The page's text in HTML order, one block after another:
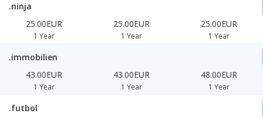
.ninja
25.00EUR
1 Year
25.00EUR
1 Year
25.00EUR
1 Year
.immobilien
43.00EUR
1 Year
43.00EUR
1 Year
48.00EUR
1 Year
.futbol